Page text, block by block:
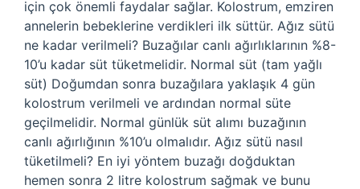
için çok önemli faydalar sağlar. Kolostrum, emziren
annelerin bebeklerine verdikleri ilk süttür. Ağız sütü
ne kadar verilmeli? Buzağılar canlı ağırlıklarının %8-
10’u kadar süt tüketmelidir. Normal süt (tam yağlı
süt) Doğumdan sonra buzağılara yaklaşık 4 gün
kolostrum verilmeli ve ardından normal süte
geçilmelidir. Normal günlük süt alımı buzağının
canlı ağırlığının %10’u olmalıdır. Ağız sütü nasıl
tüketilmeli? En iyi yöntem buzağı doğduktan
hemen sonra 2 litre kolostrum sağmak ve bunu